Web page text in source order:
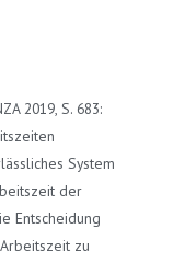
2019, S. 683:
System
der
Entscheidung
zu